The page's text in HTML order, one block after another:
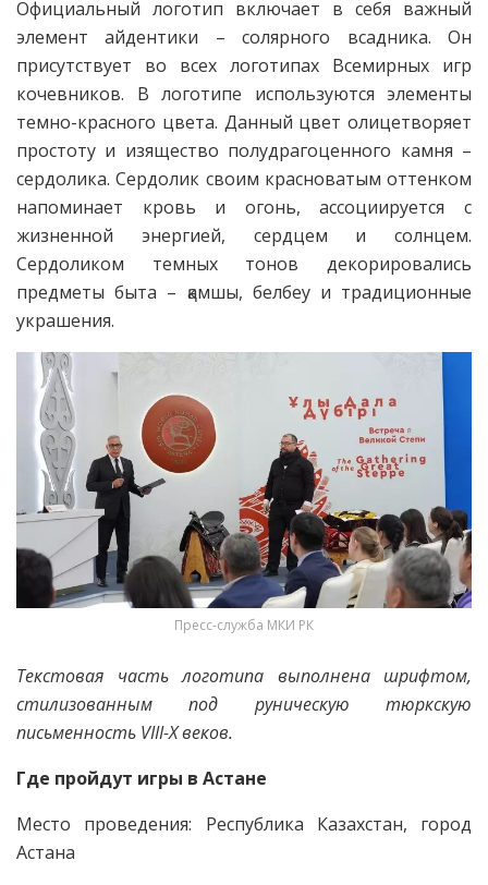
Официальный логотип включает в себя важный
элемент айдентики – солярного всадника. Он
присутствует во всех логотипах Всемирных игр
кочевников. В логотипе используются элементы
темно-красного цвета. Данный цвет олицетворяет
простоту и изящество полудрагоценного камня –
сердолика. Сердолик своим красноватым оттенком
напоминает кровь и огонь, ассоциируется с
жизненной энергией, сердцем и солнцем.
Сердоликом темных тонов декорировались
предметы быта – қамшы, белбеу и традиционные
украшения.
Пресс-служба МКИ РК
Текстовая часть логотипа выполнена шрифтом,
стилизованным под руническую тюркскую
письменность VIII-X веков.
Где пройдут игры в Астане
Место проведения: Республика Казахстан, город
Астана